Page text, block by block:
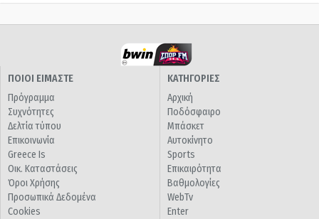
ΠΟΙΟΙ ΕΙΜΑΣΤΕ
Πρόγραμμα
Συχνότητες
Δελτία τύπου
Επικοινωνία
Greece Is
Οικ. Καταστάσεις
Όροι Χρήσης
Προσωπικά Δεδομένα
Cookies
ΚΑΤΗΓΟΡΙΕΣ
Αρχική
Ποδόσφαιρο
Μπάσκετ
Αυτοκίνητο
Sports
Επικαιρότητα
Βαθμολογίες
WebTv
Enter